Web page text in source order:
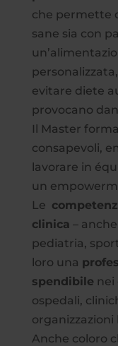
che permette
sane sia con
evitare diete
provocano
Il Master
consapevoli,
lavorare in
un
Le
clinica –
pediatria,
loro una
spendibile nei
ospedali,
organizzazioni
Anche coloro